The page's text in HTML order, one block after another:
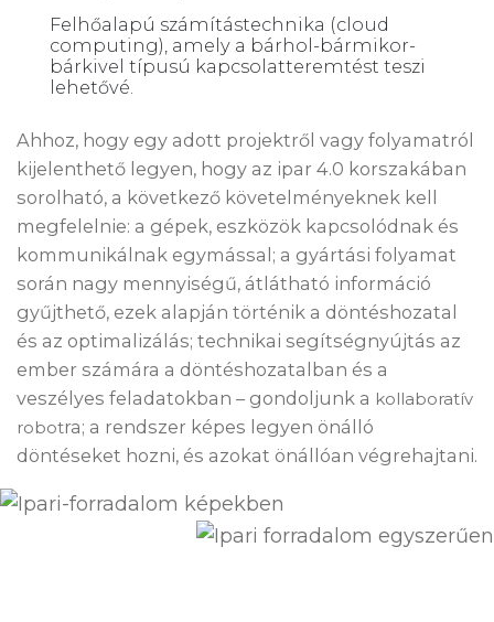
Felhőalapú számítástechnika (cloud
computing), amely a bárhol-bármikor-
bárkivel típusú kapcsolatteremtést teszi
lehetővé.
Ahhoz, hogy egy adott projektről vagy folyamatról
kijelenthető legyen, hogy az ipar 4.0 korszakában
sorolható, a következő követelményeknek kell
megfelelnie: a gépek, eszközök kapcsolódnak és
kommunikálnak egymással; a gyártási folyamat
során nagy mennyiségű, átlátható információ
gyűjthető, ezek alapján történik a döntéshozatal
és az optimalizálás; technikai segítségnyújtás az
ember számára a döntéshozatalban és a
veszélyes feladatokban – gondoljunk a kollaboratív
robotra; a rendszer képes legyen önálló
döntéseket hozni, és azokat önállóan végrehajtani.